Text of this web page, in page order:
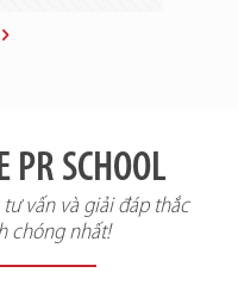
PR SCHOOL
vấn và giải đáp thắc
chóng nhất!